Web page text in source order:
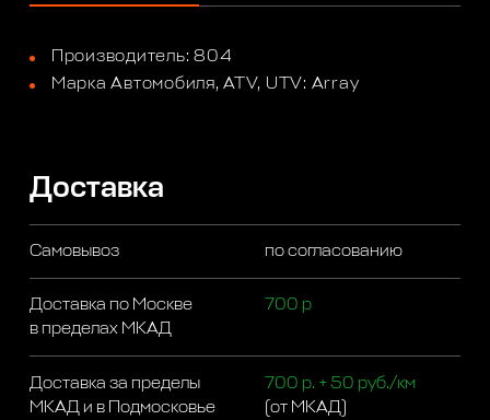
Производитель: 804
Марка Автомобиля, ATV, UTV: Array
Доставка
Самовывоз по согласованию
Доставка по Москве
в пределах МКАД
700 р
Доставка за пределы
МКАД и в Подмосковье
700 р. + 50 руб./км
(от МКАД)